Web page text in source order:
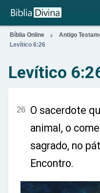
Bíblia Online  Antigo
Levítico 6:26
Levítico
26 O sacerdote
animal, o
sagrado, no
Encontro.